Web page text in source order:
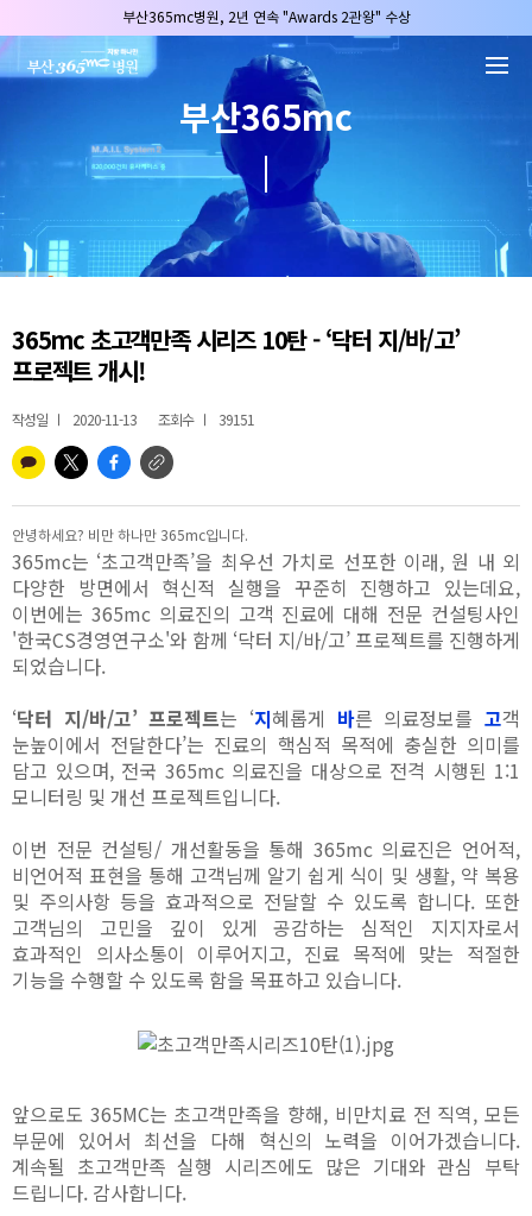
부산365mc병원, 2년 연속 "Awards 2관왕" 수상
2025 "부산365mc 보건복지부 장관상" 수상!
부산365mc병원, 8/15(토) 광복절 정상진료
부산365mc병원, 2년 연속 "Awards 2관왕" 수상
2025 "부산365mc 보건복지부 장관상" 수상!
부산365mc
365mc 초고객만족 시리즈 10탄 - ‘닥터 지/바/고’
프로젝트 개시!
작성일 2020-11-13 조회수 39151
안녕하세요? 비만 하나만 365mc입니다.
365mc는 ‘초고객만족’을 최우선 가치로 선포한 이래, 원 내 외
다양한 방면에서 혁신적 실행을 꾸준히 진행하고 있는데요,
이번에는 365mc 의료진의 고객 진료에 대해 전문 컨설팅사인
'한국CS경영연구소'와 함께 ‘닥터 지/바/고’ 프로젝트를 진행하게
되었습니다.
‘닥터 지/바/고’ 프로젝트는 ‘지혜롭게 바른 의료정보를고객
눈높이에서 전달한다’는 진료의 핵심적 목적에 충실한 의미를
담고 있으며, 전국 365mc 의료진을 대상으로 전격 시행된 1:1
모니터링 및 개선 프로젝트입니다.
이번 전문 컨설팅/ 개선활동을 통해 365mc 의료진은 언어적,
비언어적 표현을 통해 고객님께 알기 쉽게 식이 및 생활, 약 복용
및 주의사항 등을 효과적으로 전달할 수 있도록 합니다. 또한
고객님의 고민을 깊이 있게 공감하는 심적인 지지자로서
효과적인 의사소통이 이루어지고, 진료 목적에 맞는 적절한
기능을 수행할 수 있도록 함을 목표하고 있습니다.
앞으로도 365MC는 초고객만족을 향해, 비만치료 전 직역, 모든
부문에 있어서 최선을 다해 혁신의 노력을 이어가겠습니다.
계속될 초고객만족 실행 시리즈에도 많은 기대와 관심 부탁
드립니다. 감사합니다.